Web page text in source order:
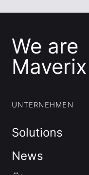
We are
Maverix
UNTERNEHMEN
Solutions
News